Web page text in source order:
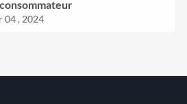
04 , 2024